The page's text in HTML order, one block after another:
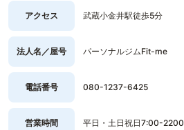
アクセス 武蔵小金井駅徒歩5分
法人名／屋号 パーソナルジムFit-me
電話番号 080-1237-6425
営業時間 平日・土日祝日7:00-2200